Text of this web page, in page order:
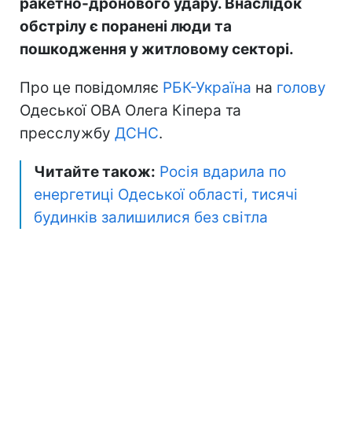
обстрілу є поранені люди та
пошкодження у житловому секторі.
Про це повідомляє РБК-Україна на голову
Одеської ОВА Олега Кіпера та
пресслужбу ДСНС.
Читайте також: Росія вдарила по
енергетиці Одеської області, тисячі
будинків залишилися без світла